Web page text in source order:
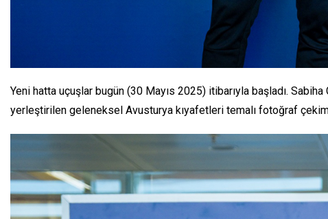
Yeni hatta uçuşlar bugün (30 Mayıs 2025) itibarıyla başladı.
yerleştirilen geleneksel Avusturya kıyafetleri temalı fotoğraf